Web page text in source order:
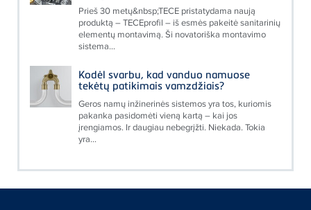
Prieš 30 metų&nbsp;TECE pristatydama naują
produktą – TECEprofil – iš esmės pakeitė sanitarinių
elementų montavimą. Ši novatoriška montavimo
sistema...
Kodėl svarbu, kad vanduo namuose
tekėtų patikimais vamzdžiais?
Geros namų inžinerinės sistemos yra tos, kuriomis
pakanka pasidomėti vieną kartą – kai jos
įrengiamos. Ir daugiau nebegrįžti. Niekada. Tokia
yra...